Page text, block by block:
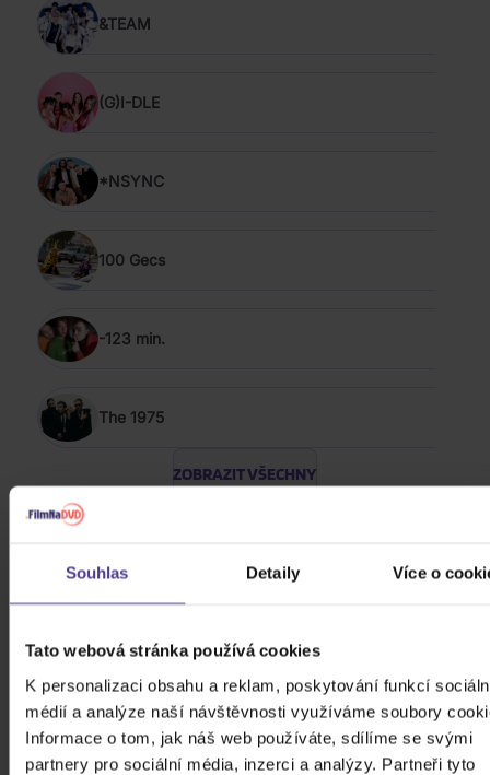
Souhlas Detaily Více o
Tato webová stránka používá cookies
K personalizaci obsahu a reklam, poskytování funkcí
médií a analýze naší návštěvnosti využíváme soubory
Informace o tom, jak náš web používáte, sdílíme se svými
partnery pro sociální média, inzerci a analýzy. Partneři tyto
&TEAM
(G)I-DLE
*NSYNC
100 Gecs
-123 min.
The 1975
ZOBRAZIT VŠECHNY
POP 2016 - 2026
Bílá Lucie: Vzkaz pro Ježíška
Gott Karel: Snění o Vánocích